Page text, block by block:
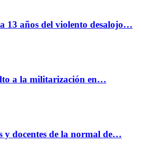
13 años del violento desalojo…
a la militarización en…
y docentes de la normal de…